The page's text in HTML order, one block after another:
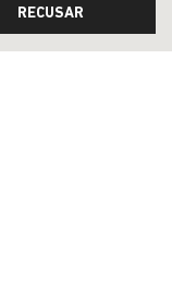
RECUSAR